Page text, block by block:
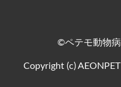
©ペテモ動物
Copyright (c)